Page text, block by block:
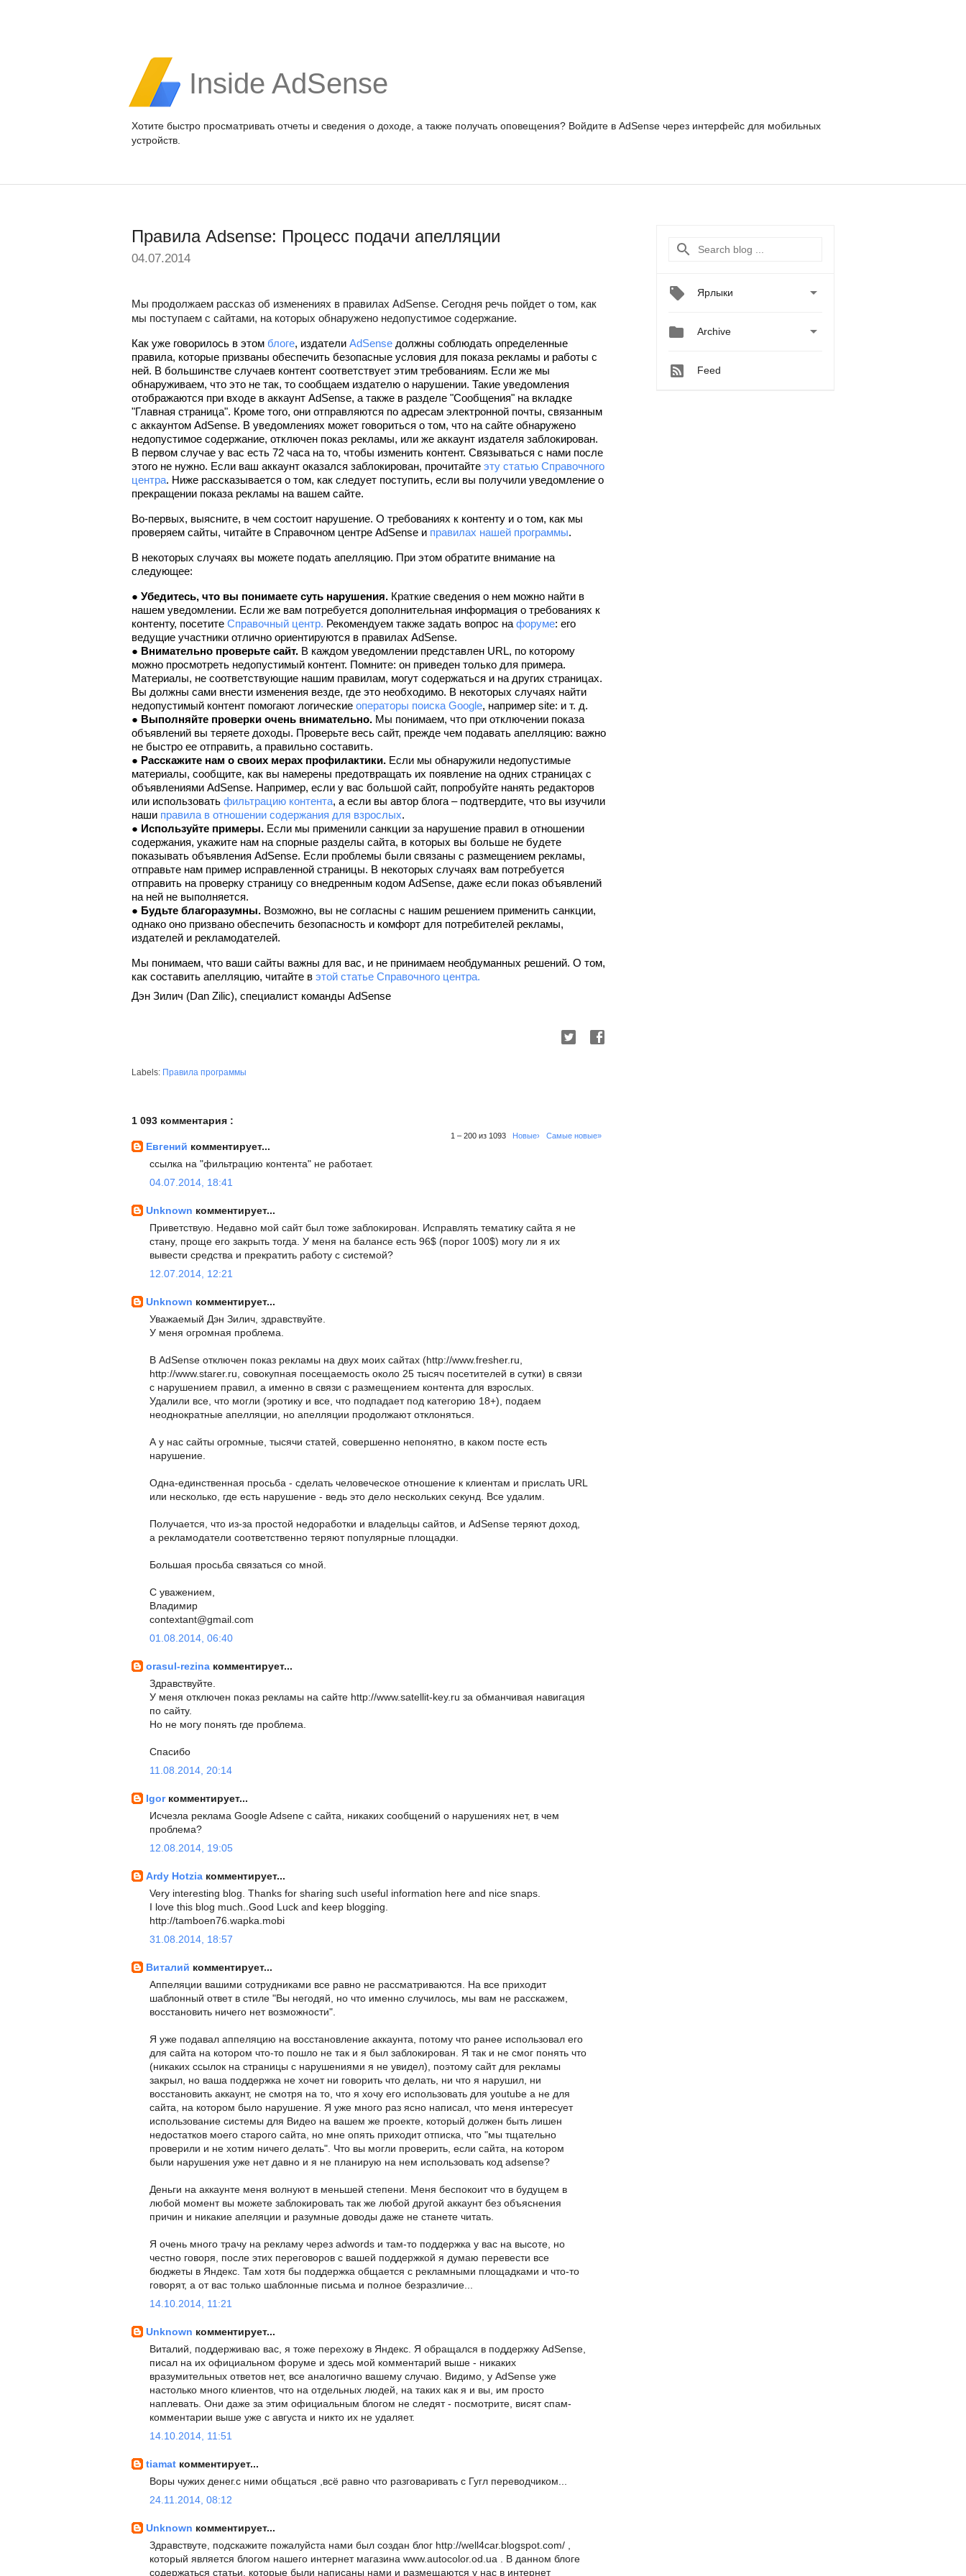
Inside AdSense
Хотите быстро просматривать отчеты и сведения о доходе, а также получать оповещения? Войдите в AdSense через интерфейс для мобильных
устройств.
Правила Adsense: Процесс подачи апелляции
04.07.2014
Мы продолжаем рассказ об изменениях в правилах AdSense. Сегодня речь пойдет о том, как
мы поступаем с сайтами, на которых обнаружено недопустимое содержание.
Как уже говорилось в этом блоге, издатели AdSense должны соблюдать определенные
правила, которые призваны обеспечить безопасные условия для показа рекламы и работы с
ней. В большинстве случаев контент соответствует этим требованиям. Если же мы
обнаруживаем, что это не так, то сообщаем издателю о нарушении. Такие уведомления
отображаются при входе в аккаунт AdSense, а также в разделе "Сообщения" на вкладке
"Главная страница". Кроме того, они отправляются по адресам электронной почты, связанным
с аккаунтом AdSense. В уведомлениях может говориться о том, что на сайте обнаружено
недопустимое содержание, отключен показ рекламы, или же аккаунт издателя заблокирован.
В первом случае у вас есть 72 часа на то, чтобы изменить контент. Связываться с нами после
этого не нужно. Если ваш аккаунт оказался заблокирован, прочитайте эту статью Справочного
центра. Ниже рассказывается о том, как следует поступить, если вы получили уведомление о
прекращении показа рекламы на вашем сайте.
Во-первых, выясните, в чем состоит нарушение. О требованиях к контенту и о том, как мы
проверяем сайты, читайте в Справочном центре AdSense и правилах нашей программы.
В некоторых случаях вы можете подать апелляцию. При этом обратите внимание на
следующее:
● Убедитесь, что вы понимаете суть нарушения. Краткие сведения о нем можно найти в
нашем уведомлении. Если же вам потребуется дополнительная информация о требованиях к
контенту, посетите Справочный центр. Рекомендуем также задать вопрос на форуме: его
ведущие участники отлично ориентируются в правилах AdSense.
● Внимательно проверьте сайт. В каждом уведомлении представлен URL, по которому
можно просмотреть недопустимый контент. Помните: он приведен только для примера.
Материалы, не соответствующие нашим правилам, могут содержаться и на других страницах.
Вы должны сами внести изменения везде, где это необходимо. В некоторых случаях найти
недопустимый контент помогают логические операторы поиска Google, например site: и т. д.
● Выполняйте проверки очень внимательно. Мы понимаем, что при отключении показа
объявлений вы теряете доходы. Проверьте весь сайт, прежде чем подавать апелляцию: важно
не быстро ее отправить, а правильно составить.
● Расскажите нам о своих мерах профилактики. Если мы обнаружили недопустимые
материалы, сообщите, как вы намерены предотвращать их появление на одних страницах с
объявлениями AdSense. Например, если у вас большой сайт, попробуйте нанять редакторов
или использовать фильтрацию контента, а если вы автор блога – подтвердите, что вы изучили
наши правила в отношении содержания для взрослых.
● Используйте примеры. Если мы применили санкции за нарушение правил в отношении
содержания, укажите нам на спорные разделы сайта, в которых вы больше не будете
показывать объявления AdSense. Если проблемы были связаны с размещением рекламы,
отправьте нам пример исправленной страницы. В некоторых случаях вам потребуется
отправить на проверку страницу со внедренным кодом AdSense, даже если показ объявлений
на ней не выполняется.
● Будьте благоразумны. Возможно, вы не согласны с нашим решением применить санкции,
однако оно призвано обеспечить безопасность и комфорт для потребителей рекламы,
издателей и рекламодателей.
Мы понимаем, что ваши сайты важны для вас, и не принимаем необдуманных решений. О том,
как составить апелляцию, читайте в этой статье Справочного центра.
Дэн Зилич (Dan Zilic), специалист команды AdSense
Labels: Правила программы
1 093 комментария :
1 – 200 из 1093 Новые› Самые новые»
Евгений комментирует...
ссылка на "фильтрацию контента" не работает.
04.07.2014, 18:41
Unknown комментирует...
Приветствую. Недавно мой сайт был тоже заблокирован. Исправлять тематику сайта я не
стану, проще его закрыть тогда. У меня на балансе есть 96$ (порог 100$) могу ли я их
вывести средства и прекратить работу с системой?
12.07.2014, 12:21
Unknown комментирует...
Уважаемый Дэн Зилич, здравствуйте.
У меня огромная проблема.
В AdSense отключен показ рекламы на двух моих сайтах (http://www.fresher.ru,
http://www.starer.ru, совокупная посещаемость около 25 тысяч посетителей в сутки) в связи
с нарушением правил, а именно в связи с размещением контента для взрослых.
Удалили все, что могли (эротику и все, что подпадает под категорию 18+), подаем
неоднократные апелляции, но апелляции продолжают отклоняться.
А у нас сайты огромные, тысячи статей, совершенно непонятно, в каком посте есть
нарушение.
Одна-единственная просьба - сделать человеческое отношение к клиентам и прислать URL
или несколько, где есть нарушение - ведь это дело нескольких секунд. Все удалим.
Получается, что из-за простой недоработки и владельцы сайтов, и AdSense теряют доход,
а рекламодатели соответственно теряют популярные площадки.
Большая просьба связаться со мной.
С уважением,
Владимир
contextant@gmail.com
01.08.2014, 06:40
orasul-rezina комментирует...
Здравствуйте.
У меня отключен показ рекламы на сайте http://www.satellit-key.ru за обманчивая навигация
по сайту.
Но не могу понять где проблема.
Спасибо
11.08.2014, 20:14
Igor комментирует...
Исчезла реклама Google Adsene с сайта, никаких сообщений о нарушениях нет, в чем
проблема?
12.08.2014, 19:05
Ardy Hotzia комментирует...
Very interesting blog. Thanks for sharing such useful information here and nice snaps.
I love this blog much..Good Luck and keep blogging.
http://tamboen76.wapka.mobi
31.08.2014, 18:57
Виталий комментирует...
Аппеляции вашими сотрудниками все равно не рассматриваются. На все приходит
шаблонный ответ в стиле "Вы негодяй, но что именно случилось, мы вам не расскажем,
восстановить ничего нет возможности".
Я уже подавал аппеляцию на восстановление аккаунта, потому что ранее использовал его
для сайта на котором что-то пошло не так и я был заблокирован. Я так и не смог понять что
(никаких ссылок на страницы с нарушениями я не увидел), поэтому сайт для рекламы
закрыл, но ваша поддержка не хочет ни говорить что делать, ни что я нарушил, ни
восстановить аккаунт, не смотря на то, что я хочу его использовать для youtube а не для
сайта, на котором было нарушение. Я уже много раз ясно написал, что меня интересует
использование системы для Видео на вашем же проекте, который должен быть лишен
недостатков моего старого сайта, но мне опять приходит отписка, что "мы тщательно
проверили и не хотим ничего делать". Что вы могли проверить, если сайта, на котором
были нарушения уже нет давно и я не планирую на нем использовать код adsense?
Деньги на аккаунте меня волнуют в меньшей степени. Меня беспокоит что в будущем в
любой момент вы можете заблокировать так же любой другой аккаунт без объяснения
причин и никакие апеляции и разумные доводы даже не станете читать.
Я очень много трачу на рекламу через adwords и там-то поддержка у вас на высоте, но
честно говоря, после этих переговоров с вашей поддержкой я думаю перевести все
бюджеты в Яндекс. Там хотя бы поддержка общается с рекламными площадками и что-то
говорят, а от вас только шаблонные письма и полное безразличие...
14.10.2014, 11:21
Unknown комментирует...
Виталий, поддерживаю вас, я тоже перехожу в Яндекс. Я обращался в поддержку AdSense,
писал на их официальном форуме и здесь мой комментарий выше - никаких
вразумительных ответов нет, все аналогично вашему случаю. Видимо, у AdSense уже
настолько много клиентов, что на отдельных людей, на таких как я и вы, им просто
наплевать. Они даже за этим официальным блогом не следят - посмотрите, висят спам-
комментарии выше уже с августа и никто их не удаляет.
14.10.2014, 11:51
tiamat комментирует...
Воры чужих денег.с ними общаться ,всё равно что разговаривать с Гугл переводчиком...
24.11.2014, 08:12
Unknown комментирует...
Здравствуте, подскажите пожалуйста нами был создан блог http://well4car.blogspot.com/ ,
который является блогом нашего интернет магазина www.autocolor.od.ua . В данном блоге
содержаться статьи, которые были написаны нами и размещаются у нас в интернет
Ярлыки 
 Archive 
Feed